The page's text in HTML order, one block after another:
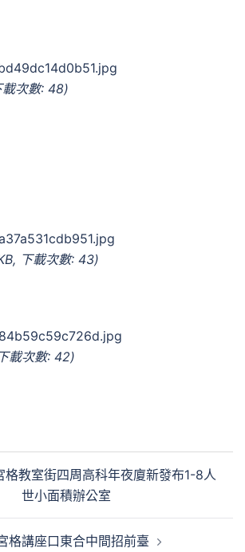
次數: 48)
下載次數: 43)
載次數: 42)
格教室街四周高科年夜廈新發布1-8人
世小面積辦公室
格講座口東合中間招前臺